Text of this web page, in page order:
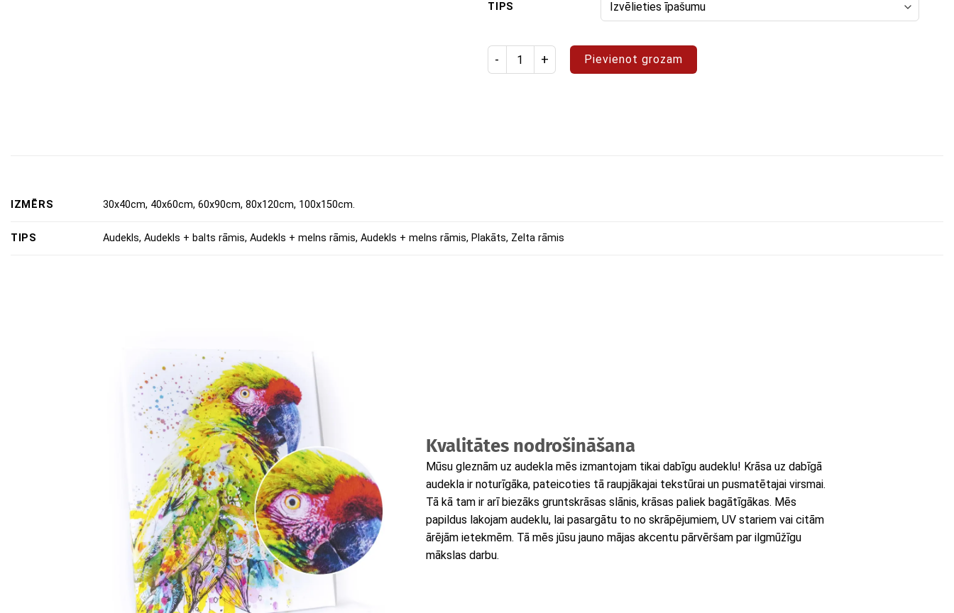
TIPS
Izstrādājuma daudzums: glezna "Pop Art 9"
Pievienot grozam
IZMĒRS 30x40cm, 40x60cm, 60x90cm, 80x120cm, 100x150cm.
TIPS Audekls, Audekls + balts rāmis, Audekls + melns rāmis, Audekls + melns rāmis, Plakāts, Zelta rāmis
Kvalitātes nodrošināšana
Mūsu gleznām uz audekla mēs izmantojam tikai dabīgu audeklu! Krāsa uz dabīgā
audekla ir noturīgāka, pateicoties tā raupjākajai tekstūrai un pusmatētajai virsmai.
Tā kā tam ir arī biezāks gruntskrāsas slānis, krāsas paliek bagātīgākas. Mēs
papildus lakojam audeklu, lai pasargātu to no skrāpējumiem, UV stariem vai citām
ārējām ietekmēm. Tā mēs jūsu jauno mājas akcentu pārvēršam par ilgmūžīgu
mākslas darbu.